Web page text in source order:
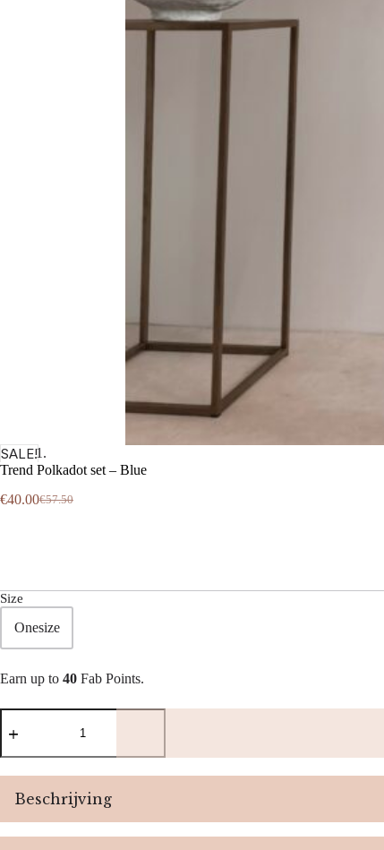
SALE!
Trend Polkadot set – Blue
€57.50
Oorspronkelijke
€40.00Huidige
Size
Onesize
Earn up to 40 Fab Points.
Trend
Polkadot
-
Blue
aantalBeschrijving